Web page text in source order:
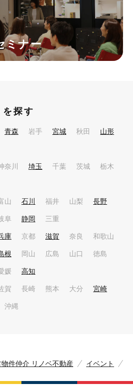
ミナー
探す
青森 岩手 宮城 秋田 山形
奈川 埼玉 千葉 茨城 栃木
山 石川 福井 山梨 長野
阜 静岡 三重
庫 京都 滋賀 奈良 和歌山
根 岡山 広島 山口 徳島
媛 高知
賀 長崎 熊本 大分 宮崎
沖縄
件仲介 リノベ不動産 イベント